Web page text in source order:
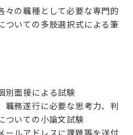
々の職種として必要な専門的
ついての多肢選択式による筆
別面接による試験
職務遂行に必要な思考力、判
ついての小論文試験
ールアドレスに課題等を送付